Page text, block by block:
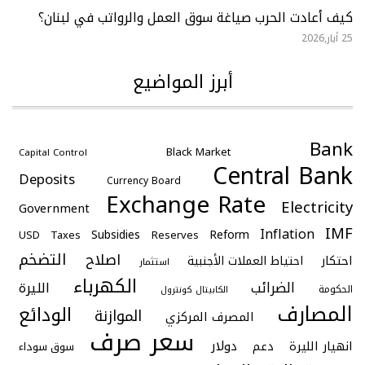
كيف أعادت الحرب صياغة سوق العمل والرواتب في لبنان؟
25 أيار,2026
أبرز المواضيع
Bank
Black Market
Capital Control
Central Bank
Currency Board
Deposits
Electricity
Exchange Rate
Government
IMF
Inflation
Reform
Reserves
Subsidies
Taxes
USD
احتكار احتياط العملات الأجنبية استثمار اصلاح التضخم
الحكومة الضرائب الكابيتال كونترول الكهرباء الليرة
المصارف المصرف المركزي الموازنة الودائع
انهيار الليرة دعم دولار سعر صرف سوق سوداء